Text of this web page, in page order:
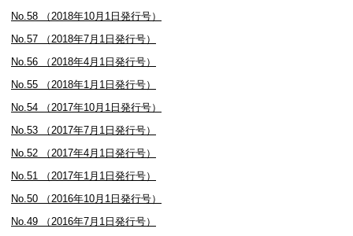
No.58 （2018年10月1日発行号）
No.57 （2018年7月1日発行号）
No.56 （2018年4月1日発行号）
No.55 （2018年1月1日発行号）
No.54 （2017年10月1日発行号）
No.53 （2017年7月1日発行号）
No.52 （2017年4月1日発行号）
No.51 （2017年1月1日発行号）
No.50 （2016年10月1日発行号）
No.49 （2016年7月1日発行号）